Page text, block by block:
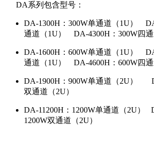
DA系列包含型号：
DA-1300H：300W单通道（1U）
通道（1U） DA-4300H：300W四通
DA-1600H：600W单通道（1U）
通道（1U） DA-4600H：600W四通
DA-1900H：900W单通道（2U）
双通道（2U）
DA-11200H：1200W单通道（2U）
1200W双通道（2U）